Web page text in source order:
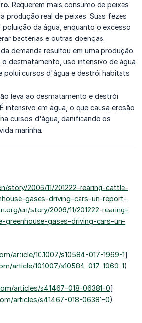
Requerem mais consumo de peixes
produção real de peixes. Suas fezes
poluição da água, enquanto o excesso
bactérias e outras doenças.
demanda resultou em uma produção
o desmatamento, uso intensivo de água
polui cursos d'água e destrói habitats
leva ao desmatamento e destrói
intensivo em água, o que causa erosão
cursos d'água, danificando os
marinha.
story/2006/11/201222-rearing-cattle-
gases-driving-cars-un-report-
en/story/2006/11/201222-rearing-
greenhouse-gases-driving-cars-un-
article/10.1007/s10584-017-1969-1]
article/10.1007/s10584-017-1969-1)
articles/s41467-018-06381-0]
articles/s41467-018-06381-0)